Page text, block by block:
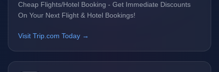
Cheap Flights/Hotel Booking - Get Immediate Discounts
On Your Next Flight & Hotel Bookings!
Visit Trip.com Today →